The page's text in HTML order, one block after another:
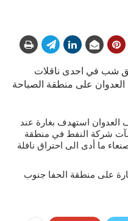
شب في احدى ناقلات
العدوان على منطقة الصباحة
استهدف بغارة عند
شركة النفط في منطقة
ما أدى الى احتراق نافلة
على منطقة الحفا جنوب